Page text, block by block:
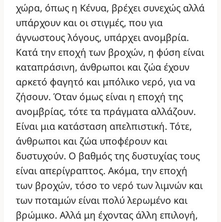
χώρα, όπως η Κένυα, βρέχει συνεχώς αλλά
υπάρχουν και οι στιγμές, που για
άγνωστους λόγους, υπάρχει ανομβρία.
Κατά την εποχή των βροχών, η φύση είναι
καταπράσινη, άνθρωποι και ζώα έχουν
αρκετό φαγητό και μπόλικο νερό, για να
ζήσουν. Όταν όμως είναι η εποχή της
ανομβρίας, τότε τα πράγματα αλλάζουν.
Είναι μια κατάσταση απελπιστική. Τότε,
άνθρωποι και ζώα υποφέρουν και
δυστυχούν. Ο βαθμός της δυστυχίας τους
είναι απερίγραπτος. Ακόμα, την εποχή
των βροχών, τόσο το νερό των λιμνών και
των ποταμών είναι πολύ λερωμένο και
βρώμικο. Αλλά μη έχοντας άλλη επιλογή,